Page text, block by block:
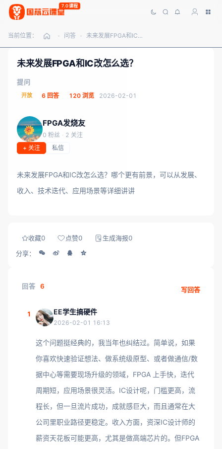
7.0课程
当前位置： - 问答 - 未来发展FPGA和IC改怎么选？
未来发展FPGA和IC改怎么选？
提问
开放 6 回答 120 浏览 2026-02-01
FPGA发烧友
0 粉丝 · 2 关注
+ 关注
私信
未来发展FPGA和IC改怎么选？哪个更有前景，可以从发展、
收入、技术迭代、应用场景等详细讲讲
收藏0 点赞0 生成海报0
分享：
回答 6 写回答
1 EE学生搞硬件
2026-02-01 16:13
这个问题挺经典的，我当年也纠结过。简单说，如果
你喜欢快速验证想法、做系统级原型、或者做通信/数
据中心等需要现场升级的领域，FPGA 上手快，迭代
周期短，应用场景很灵活。IC设计呢，门槛更高，流
程长，但一旦流片成功，成就感巨大，而且通常在大
公司里职业路径更稳定。收入方面，资深IC设计师的
薪资天花板可能更高，尤其是做高端芯片的。但FPGA